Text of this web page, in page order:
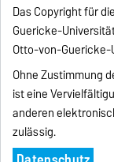
Das Copyright für
Guericke-
Otto-von-
Ohne Zustimmung
ist eine
anderen
zulässig.